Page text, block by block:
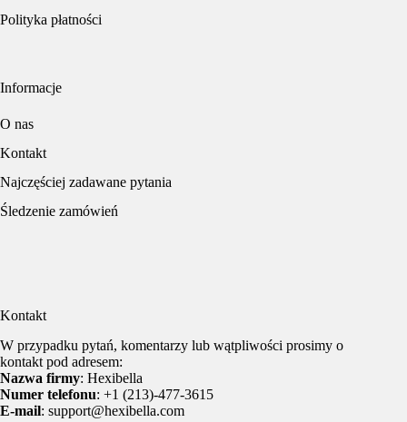
Polityka płatności
Informacje
O nas
Kontakt
Najczęściej zadawane pytania
Śledzenie zamówień
Kontakt
W przypadku pytań, komentarzy lub wątpliwości prosimy o
kontakt pod adresem:
Nazwa firmy: Hexibella
Numer telefonu: +1 (213)-477-3615
E-mail: support@hexibella.com